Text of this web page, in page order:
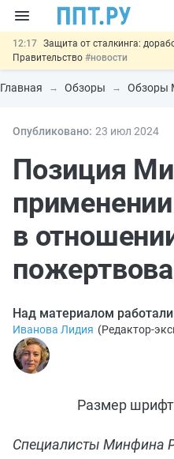
12:17 Защита от сталкинга:
Правительство #новости
11:23 Минпромторг предлагает
декларации о соответствии
00:01
6 августа: важные
05.08
Подписан
#новости
Главная Обзоры Обзоры
Опубликовано: 23 июл 2024
Позиция
в
Над материалом
Иванова Лидия (Редактор-
Размер
Специалисты Минфина